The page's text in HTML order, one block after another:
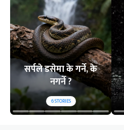
सर्पले डसेमा के गर्ने, के
नगर्ने ?
6STORIES